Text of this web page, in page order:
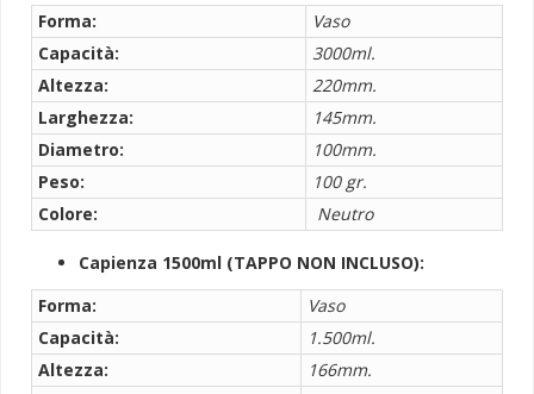
Forma:
Vaso
Capacità:
3000ml.
Altezza:
220mm.
Larghezza:
145mm.
Diametro:
100mm.
Peso:
100 gr.
Colore:
Neutro
Capienza 1500ml (TAPPO NON INCLUSO):
Forma:
Vaso
Capacità:
1.500ml.
Altezza:
166mm.